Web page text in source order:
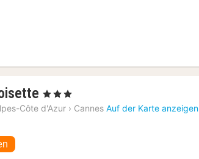
1
Nacht
, 3 Sterne
Côte d'Azur › Cannes Auf der Karte anzeigen